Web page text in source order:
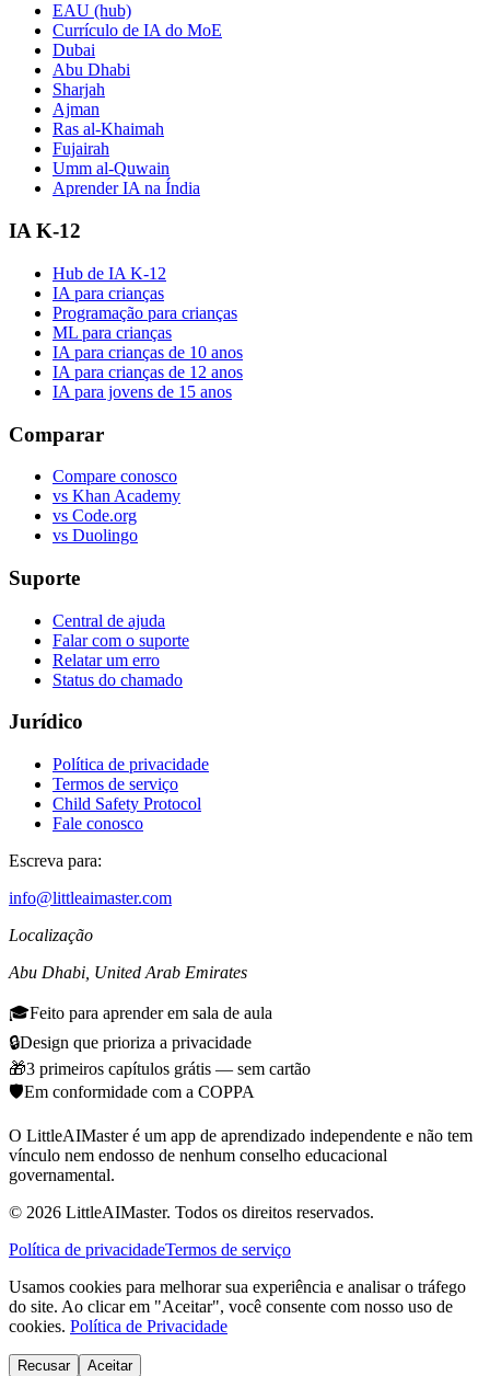
EAU (hub)
Currículo de IA do MoE
Dubai
Abu Dhabi
Sharjah
Ajman
Ras al-Khaimah
Fujairah
Umm al-Quwain
Aprender IA na Índia
IA K-12
Hub de IA K-12
IA para crianças
Programação para crianças
ML para crianças
IA para crianças de 10 anos
IA para crianças de 12 anos
IA para jovens de 15 anos
Comparar
Compare conosco
vs Khan Academy
vs Code.org
vs Duolingo
Suporte
Central de ajuda
Falar com o suporte
Relatar um erro
Status do chamado
Jurídico
Política de privacidade
Termos de serviço
Child Safety Protocol
Fale conosco
Escreva para:
info@littleaimaster.com
Localização
Abu Dhabi United Arab Emirates
🎓Feito para aprender em sala de aula
🔒Design que prioriza a privacidade
🎁3 primeiros capítulos grátis — sem cartão
🛡️Em conformidade com a COPPA
O LittleAIMaster é um app de aprendizado independente e não tem
vínculo nem endosso de nenhum conselho educacional
governamental.
© 2026 LittleAIMaster. Todos os direitos reservados.
Política de privacidadeTermos de serviço
Usamos cookies para melhorar sua experiência e analisar o tráfego
do site. Ao clicar em "Aceitar", você consente com nosso uso de
cookies. Política de Privacidade
Recusar Aceitar